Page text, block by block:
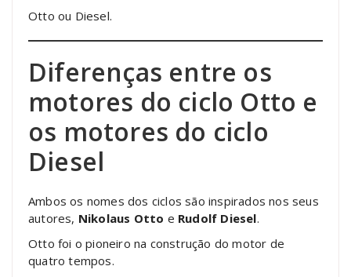
Otto ou Diesel.
Diferenças entre os
motores do ciclo Otto e
os motores do ciclo
Diesel
Ambos os nomes dos ciclos são inspirados nos seus
autores, Nikolaus Otto e Rudolf Diesel.
Otto foi o pioneiro na construção do motor de
quatro tempos.